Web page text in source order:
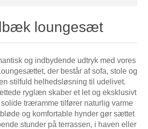
loungesæt
og indbydende udtryk med vores
der består af sofa, stole og
stilfuld helhedsløsning til udelivet.
ryglæn skaber et let og eksklusivt
solide træramme tilfører naturlig varme
og komfortable hynder gør sættet
stunder på terrassen, i haven eller